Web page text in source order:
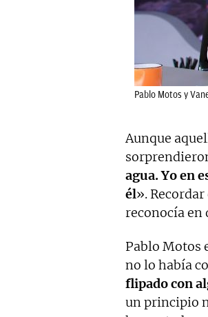
Pablo Motos y
Aunque
agua. Yo en
él».
reconocía en
Pablo Motos
no lo había
flipado con
un principio